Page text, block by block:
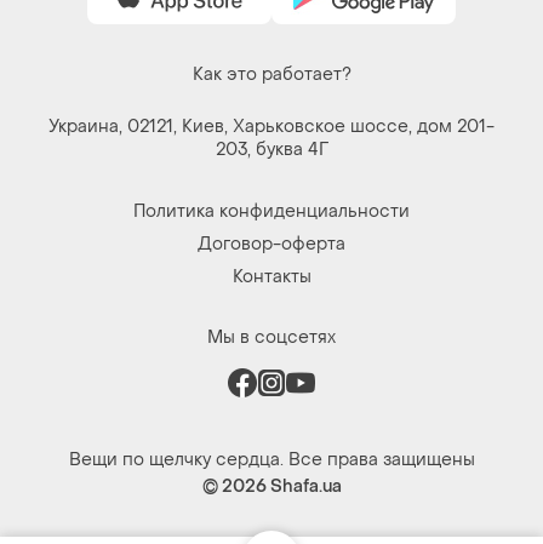
Как это работает?
Украина, 02121, Киев, Харьковское шоссе, дом 201-
203, буква 4Г
Политика конфиденциальности
Договор-оферта
Контакты
Мы в соцсетях
Вещи по щелчку сердца. Все права защищены
© 2026Shafa.ua